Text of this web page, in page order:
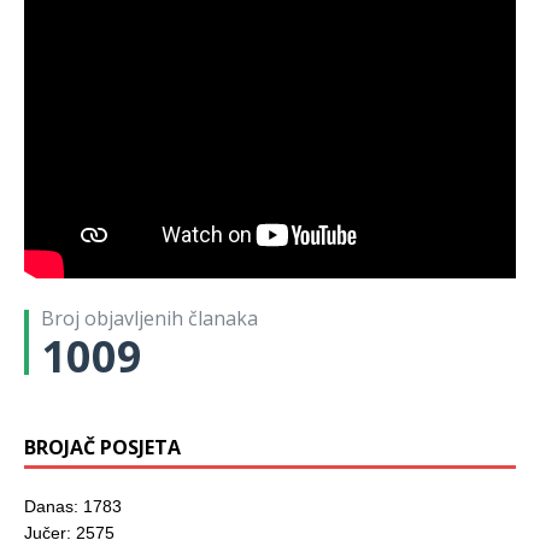
Broj objavljenih članaka
1009
BROJAČ POSJETA
Danas: 1783
Jučer: 2575